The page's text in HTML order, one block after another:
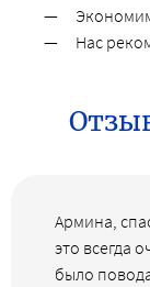
Нас
Армина,
это всегда
было